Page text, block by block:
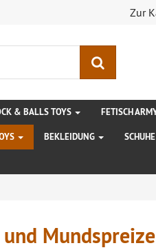
Zur
& BALLS TOYS FETISCH
BEKLEIDUNG